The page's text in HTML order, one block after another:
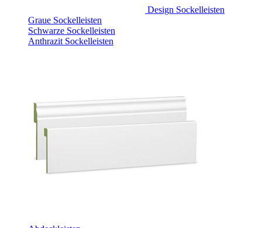
Design Sockelleisten
Graue Sockelleisten
Schwarze Sockelleisten
Anthrazit Sockelleisten